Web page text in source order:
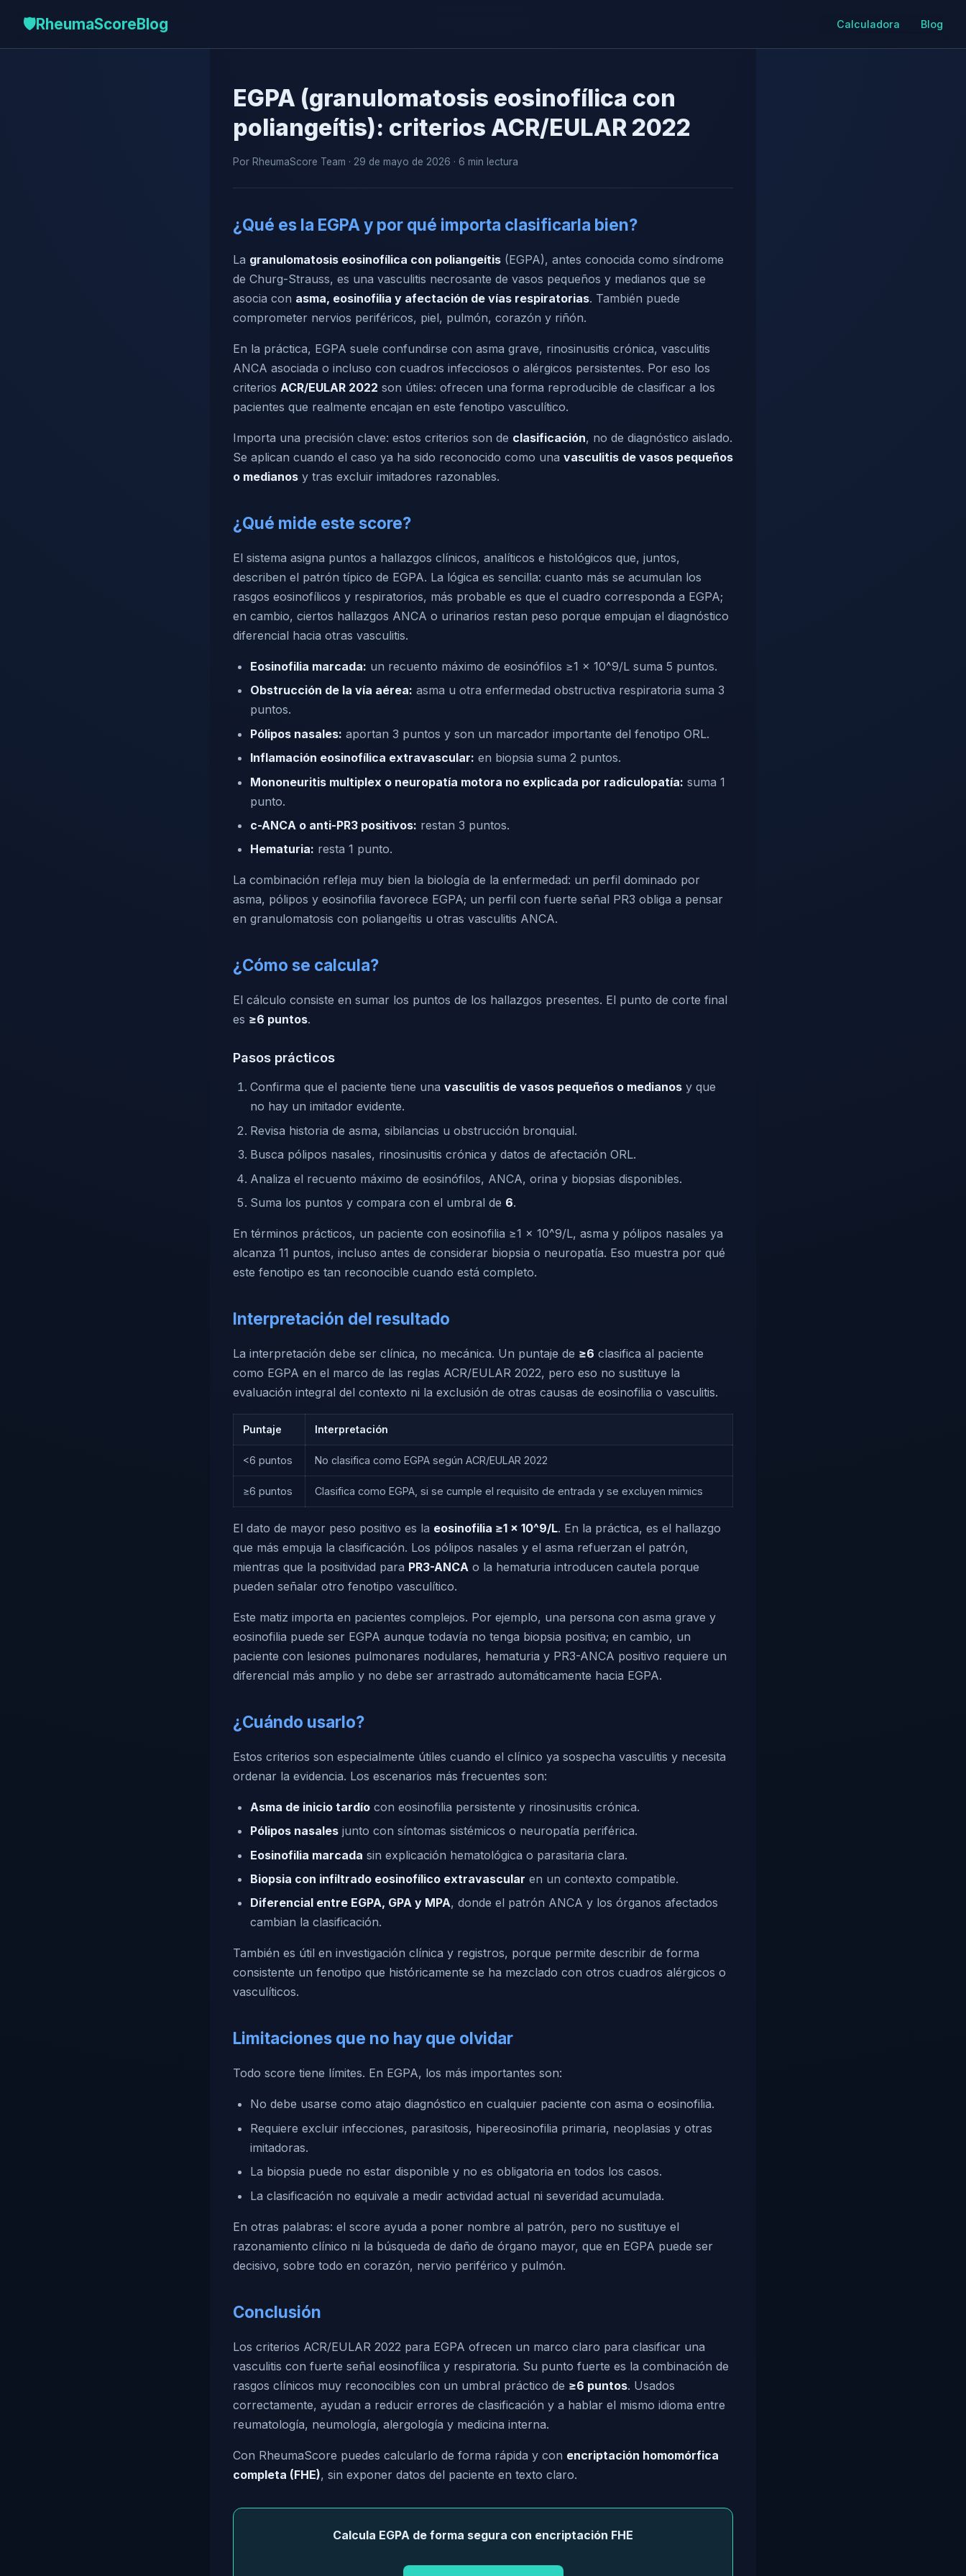
🛡️RheumaScoreBlog Calculadora Blog
EGPA (granulomatosis eosinofílica con
poliangeítis): criterios ACR/EULAR 2022
Por RheumaScore Team · 29 de mayo de 2026 · 6 min lectura
¿Qué es la EGPA y por qué importa clasificarla bien?
La granulomatosis eosinofílica con poliangeítis (EGPA), antes conocida como síndrome
de Churg-Strauss, es una vasculitis necrosante de vasos pequeños y medianos que se
asocia con asma, eosinofilia y afectación de vías respiratorias. También puede
comprometer nervios periféricos, piel, pulmón, corazón y riñón.
En la práctica, EGPA suele confundirse con asma grave, rinosinusitis crónica, vasculitis
ANCA asociada o incluso con cuadros infecciosos o alérgicos persistentes. Por eso los
criterios ACR/EULAR 2022 son útiles: ofrecen una forma reproducible de clasificar a los
pacientes que realmente encajan en este fenotipo vasculítico.
Importa una precisión clave: estos criterios son de clasificación, no de diagnóstico aislado.
Se aplican cuando el caso ya ha sido reconocido como una vasculitis de vasos pequeños
o medianos y tras excluir imitadores razonables.
¿Qué mide este score?
El sistema asigna puntos a hallazgos clínicos, analíticos e histológicos que, juntos,
describen el patrón típico de EGPA. La lógica es sencilla: cuanto más se acumulan los
rasgos eosinofílicos y respiratorios, más probable es que el cuadro corresponda a EGPA;
en cambio, ciertos hallazgos ANCA o urinarios restan peso porque empujan el diagnóstico
diferencial hacia otras vasculitis.
Eosinofilia marcada: un recuento máximo de eosinófilos ≥1 × 10^9/L suma 5 puntos.
Obstrucción de la vía aérea: asma u otra enfermedad obstructiva respiratoria suma 3
puntos.
Pólipos nasales: aportan 3 puntos y son un marcador importante del fenotipo ORL.
Inflamación eosinofílica extravascular: en biopsia suma 2 puntos.
Mononeuritis multiplex o neuropatía motora no explicada por radiculopatía: suma 1
punto.
c-ANCA o anti-PR3 positivos: restan 3 puntos.
Hematuria: resta 1 punto.
La combinación refleja muy bien la biología de la enfermedad: un perfil dominado por
asma, pólipos y eosinofilia favorece EGPA; un perfil con fuerte señal PR3 obliga a pensar
en granulomatosis con poliangeítis u otras vasculitis ANCA.
¿Cómo se calcula?
El cálculo consiste en sumar los puntos de los hallazgos presentes. El punto de corte final
es ≥6 puntos.
Pasos prácticos
Confirma que el paciente tiene una vasculitis de vasos pequeños o medianos y que
no hay un imitador evidente.
Revisa historia de asma, sibilancias u obstrucción bronquial.
Busca pólipos nasales, rinosinusitis crónica y datos de afectación ORL.
Analiza el recuento máximo de eosinófilos, ANCA, orina y biopsias disponibles.
Suma los puntos y compara con el umbral de 6.
En términos prácticos, un paciente con eosinofilia ≥1 × 10^9/L, asma y pólipos nasales ya
alcanza 11 puntos, incluso antes de considerar biopsia o neuropatía. Eso muestra por qué
este fenotipo es tan reconocible cuando está completo.
Interpretación del resultado
La interpretación debe ser clínica, no mecánica. Un puntaje de ≥6 clasifica al paciente
como EGPA en el marco de las reglas ACR/EULAR 2022, pero eso no sustituye la
evaluación integral del contexto ni la exclusión de otras causas de eosinofilia o vasculitis.
Puntaje Interpretación
<6 puntos No clasifica como EGPA según ACR/EULAR 2022
≥6 puntos Clasifica como EGPA, si se cumple el requisito de entrada y se excluyen mimics
El dato de mayor peso positivo es la eosinofilia ≥1 × 10^9/L. En la práctica, es el hallazgo
que más empuja la clasificación. Los pólipos nasales y el asma refuerzan el patrón,
mientras que la positividad para PR3-ANCA o la hematuria introducen cautela porque
pueden señalar otro fenotipo vasculítico.
Este matiz importa en pacientes complejos. Por ejemplo, una persona con asma grave y
eosinofilia puede ser EGPA aunque todavía no tenga biopsia positiva; en cambio, un
paciente con lesiones pulmonares nodulares, hematuria y PR3-ANCA positivo requiere un
diferencial más amplio y no debe ser arrastrado automáticamente hacia EGPA.
¿Cuándo usarlo?
Estos criterios son especialmente útiles cuando el clínico ya sospecha vasculitis y necesita
ordenar la evidencia. Los escenarios más frecuentes son:
Asma de inicio tardío con eosinofilia persistente y rinosinusitis crónica.
Pólipos nasales junto con síntomas sistémicos o neuropatía periférica.
Eosinofilia marcada sin explicación hematológica o parasitaria clara.
Biopsia con infiltrado eosinofílico extravascular en un contexto compatible.
Diferencial entre EGPA, GPA y MPA, donde el patrón ANCA y los órganos afectados
cambian la clasificación.
También es útil en investigación clínica y registros, porque permite describir de forma
consistente un fenotipo que históricamente se ha mezclado con otros cuadros alérgicos o
vasculíticos.
Limitaciones que no hay que olvidar
Todo score tiene límites. En EGPA, los más importantes son:
No debe usarse como atajo diagnóstico en cualquier paciente con asma o eosinofilia.
Requiere excluir infecciones, parasitosis, hipereosinofilia primaria, neoplasias y otras
imitadoras.
La biopsia puede no estar disponible y no es obligatoria en todos los casos.
La clasificación no equivale a medir actividad actual ni severidad acumulada.
En otras palabras: el score ayuda a poner nombre al patrón, pero no sustituye el
razonamiento clínico ni la búsqueda de daño de órgano mayor, que en EGPA puede ser
decisivo, sobre todo en corazón, nervio periférico y pulmón.
Conclusión
Los criterios ACR/EULAR 2022 para EGPA ofrecen un marco claro para clasificar una
vasculitis con fuerte señal eosinofílica y respiratoria. Su punto fuerte es la combinación de
rasgos clínicos muy reconocibles con un umbral práctico de ≥6 puntos. Usados
correctamente, ayudan a reducir errores de clasificación y a hablar el mismo idioma entre
reumatología, neumología, alergología y medicina interna.
Con RheumaScore puedes calcularlo de forma rápida y con encriptación homomórfica
completa (FHE), sin exponer datos del paciente en texto claro.
Calcula EGPA de forma segura con encriptación FHE